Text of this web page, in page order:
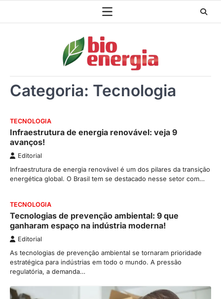
Categoria: Tecnologia
TECNOLOGIA
Infraestrutura de energia renovável: veja 9
avanços!
Editorial
Infraestrutura de energia renovável é um dos pilares da transição
energética global. O Brasil tem se destacado nesse setor com…
TECNOLOGIA
Tecnologias de prevenção ambiental: 9 que
ganharam espaço na indústria moderna!
Editorial
As tecnologias de prevenção ambiental se tornaram prioridade
estratégica para indústrias em todo o mundo. A pressão
regulatória, a demanda…